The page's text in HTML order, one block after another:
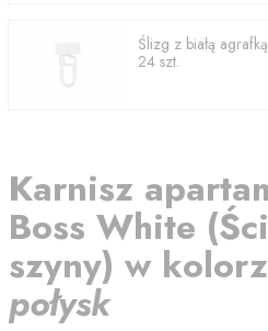
Ślizg z białą agrafką
24 szt.
Karnisz
Boss White (
szyny) w
połysk